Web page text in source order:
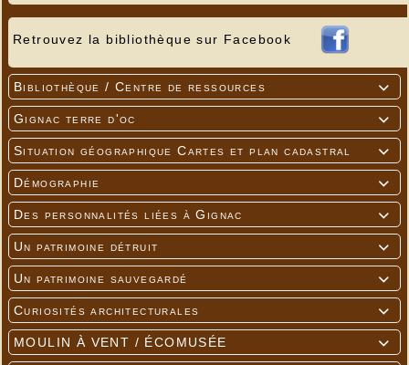
Retrouvez la bibliothèque sur Facebook

Bibliothèque / Centre de ressources

Gignac terre d'oc

Situation géographique Cartes et plan cadastral

Démographie

Des personnalités liées à Gignac

Un patrimoine détruit

Un patrimoine sauvegardé

Curiosités architecturales

MOULIN À VENT / ÉCOMUSÉE